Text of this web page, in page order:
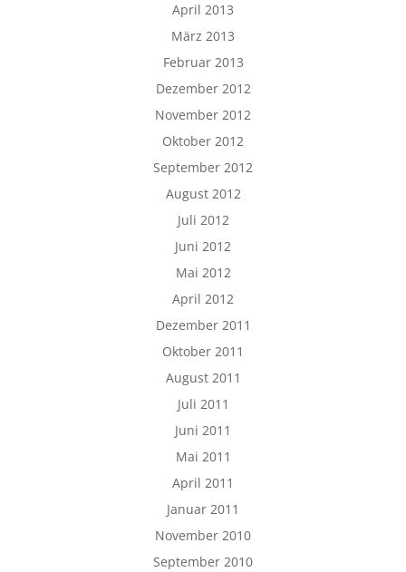
April 2013
März 2013
Februar 2013
Dezember 2012
November 2012
Oktober 2012
September 2012
August 2012
Juli 2012
Juni 2012
Mai 2012
April 2012
Dezember 2011
Oktober 2011
August 2011
Juli 2011
Juni 2011
Mai 2011
April 2011
Januar 2011
November 2010
September 2010